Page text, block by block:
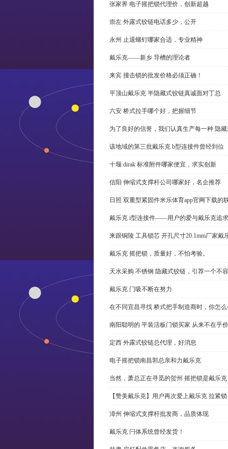
张家界 电子摇把锁代理价，创新超越
崇左 外露式铰链电话多少，公开
永州 止退螺钉哪家合适，专业精神
戴乐克——新乡 导槽的理论者
来宾 撞击锁的批发价格必须正确！
平顶山戴乐克 半隐藏式铰链真诚面对丁总
六安 桥式拉手哪个好，把握细节
为了良好的信誉，我们认真生产每一种 隐
该地域的第三批戴乐克 b型连接件曾经到位
十堰 dirak 标准附件哪家便宜，求实创新
信阳 伸缩式支撑杆公司哪家好，名企推荐
日照 双重型紧固件米乐体育app官网下载的
戴乐克 i型连接件——用户的爱与戴乐克追求
来跟铜陵 工具锁芯 开孔尺寸20.1mm厂家
戴乐克 摇把锁，质量好，不怕考验。
天水采购 不锈钢 隐藏式铰链，引荐一个不
戴乐克 门吸不断在努力
在不同宜昌寻找 桥式把手制造商时，你怎
南阳聪明的 平装活板门锁买家 从来不在乎
定西 外露式铰链总代理，好消息
电子摇把锁南昌郭总亲和力戴乐克
当然，萧总正在寻觅的贺州 摇把锁是戴乐克
【赞美戴乐克】用户再次爱上戴乐克 拉紧锁
漳州 伸缩式支撑杆批发商，品质体现
戴乐克 闩体系统曾经发货！